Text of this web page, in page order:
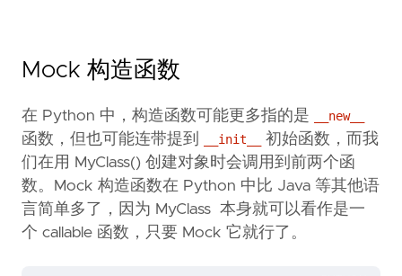
Mock 构造函数
在 Python 中，构造函数可能更多指的是 __new__
函数，但也可能连带提到 __init__
初始函数，而我
们在用 MyClass() 创建对象时会调用到前两个函
数。Mock 构造函数在 Python 中比 Java 等其他语
言简单多了，因为 MyClass 本身就可以看作是一
个 callable 函数，只要 Mock 它就行了。